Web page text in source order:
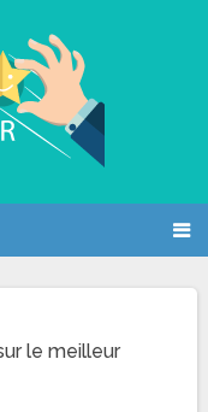
le meilleur